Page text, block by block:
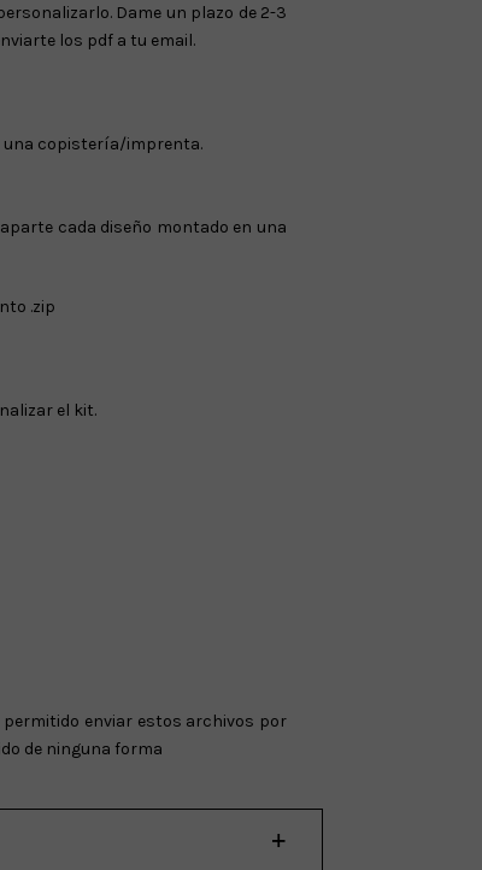
Dame un plazo de 2-3
los pdf a tu email.
una copistería/imprenta.
cada diseño montado en una
.zip
el kit.
enviar estos archivos por
de ninguna forma